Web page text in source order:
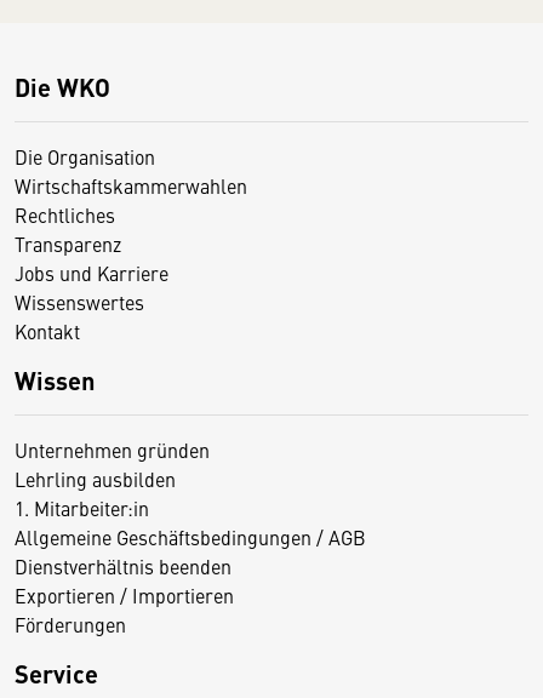
Die WKO
Die Organisation
Wirtschaftskammerwahlen
Rechtliches
Transparenz
Jobs und Karriere
Wissenswertes
Kontakt
Wissen
Unternehmen gründen
Lehrling ausbilden
1. Mitarbeiter:in
Allgemeine Geschäftsbedingungen / AGB
Dienstverhältnis beenden
Exportieren / Importieren
Förderungen
Service